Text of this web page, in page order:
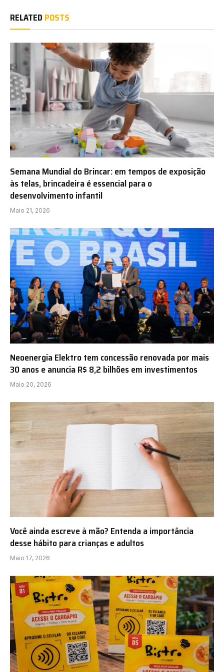
RELATED POSTS
Semana Mundial do Brincar: em tempos de exposição
às telas, brincadeira é essencial para o
desenvolvimento infantil
Maio 21, 2026
Neoenergia Elektro tem concessão renovada por mais
30 anos e anuncia R$ 8,2 bilhões em investimentos
Maio 20, 2026
Você ainda escreve à mão? Entenda a importância
desse hábito para crianças e adultos
Maio 17, 2026